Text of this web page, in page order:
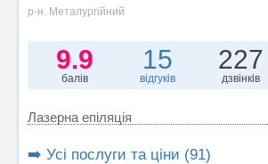
р-н. Металургійний
9.9
балів
15
відгуків
227
дзвінків
Лазерна епіляція
➡️ Усі послуги та ціни (91)